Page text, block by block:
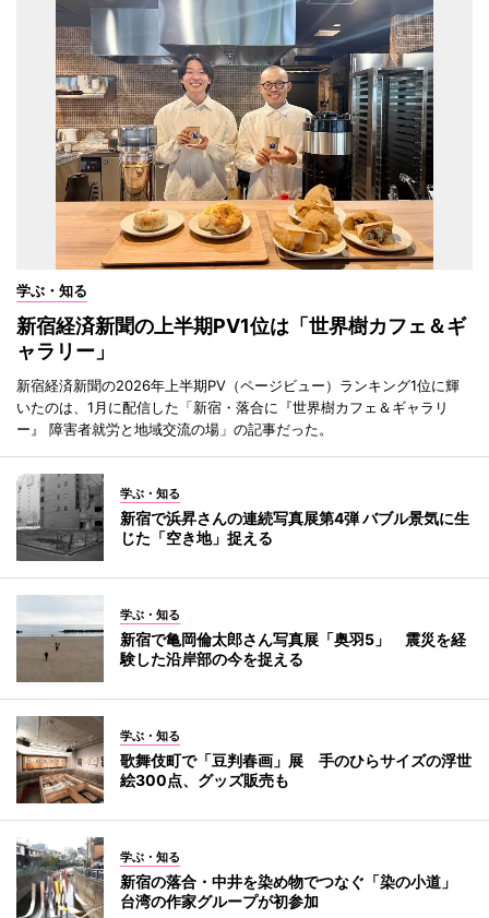
学ぶ・知る
新宿経済新聞の上半期PV1位は「世界樹カフェ＆ギ
ャラリー」
新宿経済新聞の2026年上半期PV（ページビュー）ランキング1位に輝
いたのは、1月に配信した「新宿・落合に『世界樹カフェ＆ギャラリ
ー』 障害者就労と地域交流の場」の記事だった。
学ぶ・知る
新宿で浜昇さんの連続写真展第4弾 バブル景気に生
じた「空き地」捉える
学ぶ・知る
新宿で亀岡倫太郎さん写真展「奥羽5」 震災を経
験した沿岸部の今を捉える
学ぶ・知る
歌舞伎町で「豆判春画」展 手のひらサイズの浮世
絵300点、グッズ販売も
学ぶ・知る
新宿の落合・中井を染め物でつなぐ「染の小道」
台湾の作家グループが初参加